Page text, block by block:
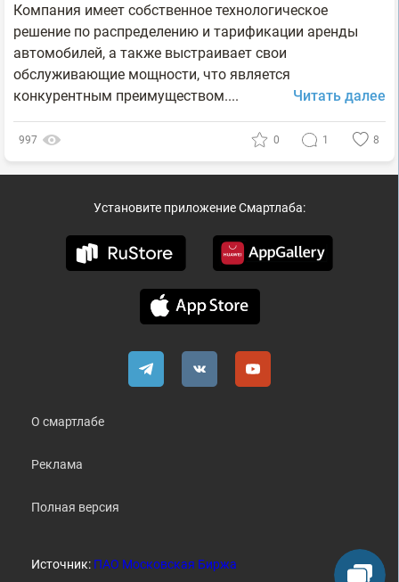
Компания имеет собственное технологическое
решение по распределению и тарификации аренды
автомобилей, а также выстраивает свои
обслуживающие мощности, что является
конкурентным преимуществом....
Читать далее
997 0 1 8
Установите приложение Смартлаба:
О смартлабе
Реклама
Полная версия
Источник: ПАО Московская Биржа